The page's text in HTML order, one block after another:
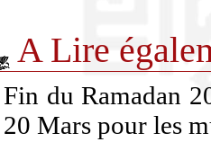
A Lire
Fin du Ramadan
20 Mars pour les